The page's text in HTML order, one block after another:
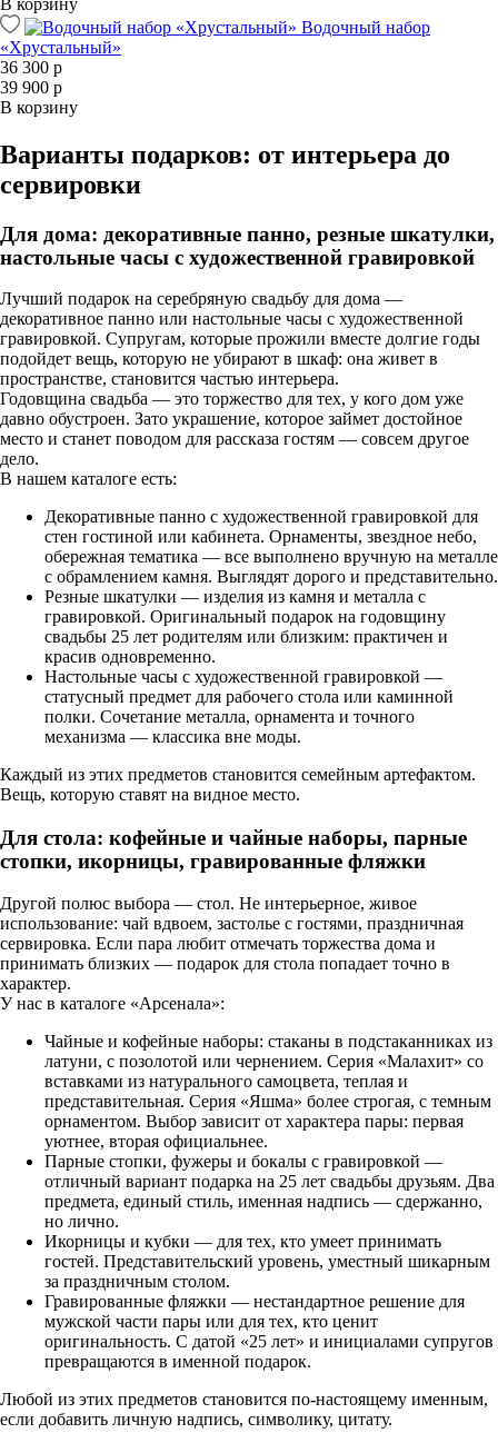
В корзину
Водочный набор
«Хрустальный»
36 300 р
39 900 р
В корзину
Варианты подарков: от интерьера до
сервировки
Для дома: декоративные панно, резные шкатулки,
настольные часы с художественной гравировкой
Лучший подарок на серебряную свадьбу для дома —
декоративное панно или настольные часы с художественной
гравировкой. Супругам, которые прожили вместе долгие годы
подойдет вещь, которую не убирают в шкаф: она живет в
пространстве, становится частью интерьера.
Годовщина свадьба — это торжество для тех, у кого дом уже
давно обустроен. Зато украшение, которое займет достойное
место и станет поводом для рассказа гостям — совсем другое
дело.
В нашем каталоге есть:
Декоративные панно с художественной гравировкой для
стен гостиной или кабинета. Орнаменты, звездное небо,
обережная тематика — все выполнено вручную на металле
с обрамлением камня. Выглядят дорого и представительно.
Резные шкатулки — изделия из камня и металла с
гравировкой. Оригинальный подарок на годовщину
свадьбы 25 лет родителям или близким: практичен и
красив одновременно.
Настольные часы с художественной гравировкой —
статусный предмет для рабочего стола или каминной
полки. Сочетание металла, орнамента и точного
механизма — классика вне моды.
Каждый из этих предметов становится семейным артефактом.
Вещь, которую ставят на видное место.
Для стола: кофейные и чайные наборы, парные
стопки, икорницы, гравированные фляжки
Другой полюс выбора — стол. Не интерьерное, живое
использование: чай вдвоем, застолье с гостями, праздничная
сервировка. Если пара любит отмечать торжества дома и
принимать близких — подарок для стола попадает точно в
характер.
У нас в каталоге «Арсенала»:
Чайные и кофейные наборы: стаканы в подстаканниках из
латуни, с позолотой или чернением. Серия «Малахит» со
вставками из натурального самоцвета, теплая и
представительная. Серия «Яшма» более строгая, с темным
орнаментом. Выбор зависит от характера пары: первая
уютнее, вторая официальнее.
Парные стопки, фужеры и бокалы с гравировкой —
отличный вариант подарка на 25 лет свадьбы друзьям. Два
предмета, единый стиль, именная надпись — сдержанно,
но лично.
Икорницы и кубки — для тех, кто умеет принимать
гостей. Представительский уровень, уместный шикарным
за праздничным столом.
Гравированные фляжки — нестандартное решение для
мужской части пары или для тех, кто ценит
оригинальность. С датой «25 лет» и инициалами супругов
превращаются в именной подарок.
Любой из этих предметов становится по-настоящему именным,
если добавить личную надпись, символику, цитату.